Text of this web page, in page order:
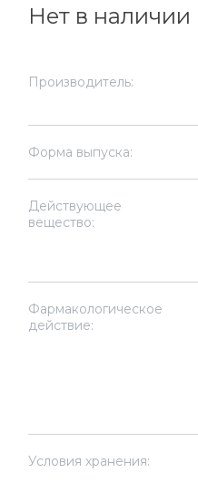
Нет в наличии
Производитель:
Форма выпуска:
Действующее
вещество:
Фармакологическое
действие:
Условия хранения: